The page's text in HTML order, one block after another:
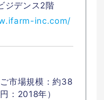
ジデンス2階
inc.com/
市場規模：約38
：2018年）